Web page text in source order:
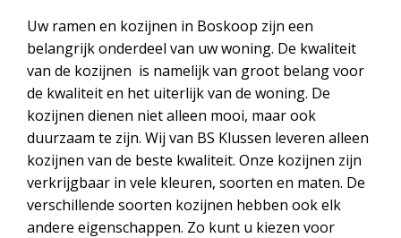
Uw ramen en kozijnen in Boskoop zijn een
belangrijk onderdeel van uw woning. De kwaliteit
van de kozijnen is namelijk van groot belang voor
de kwaliteit en het uiterlijk van de woning. De
kozijnen dienen niet alleen mooi, maar ook
duurzaam te zijn. Wij van BS Klussen leveren alleen
kozijnen van de beste kwaliteit. Onze kozijnen zijn
verkrijgbaar in vele kleuren, soorten en maten. De
verschillende soorten kozijnen hebben ook elk
andere eigenschappen. Zo kunt u kiezen voor